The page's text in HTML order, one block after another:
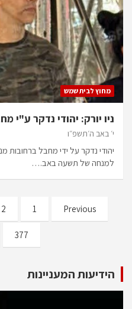
מחוץ לבית שמש
ניו יורק: יהודי נדקר
י׳ באב ה׳תשפ״ו
יהודי נדקר על ידי מחבל
למנחה של תשעה באב.…
Previous
1
2
377
הידיעות המעניינות